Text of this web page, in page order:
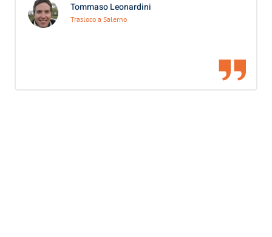
Tommaso Leonardini
Trasloco a Salerno